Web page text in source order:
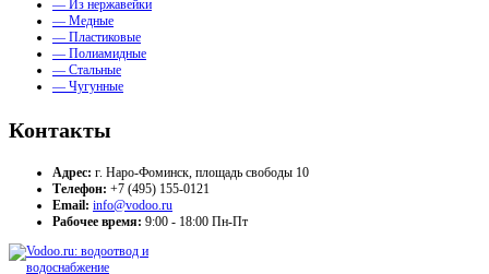
— Из нержавейки
— Медные
— Пластиковые
— Полиамидные
— Стальные
— Чугунные
Контакты
Адрес: г. Наро-Фоминск, площадь свободы 10
Телефон: +7 (495) 155-0121
Email: info@vodoo.ru
Рабочее время: 9:00 - 18:00 Пн-Пт